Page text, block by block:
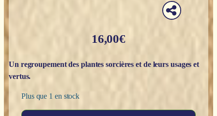
16,00€
Un regroupement des plantes sorcières et de leurs usages et
vertus.
Plus que 1 en stock